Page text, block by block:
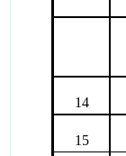
14
15